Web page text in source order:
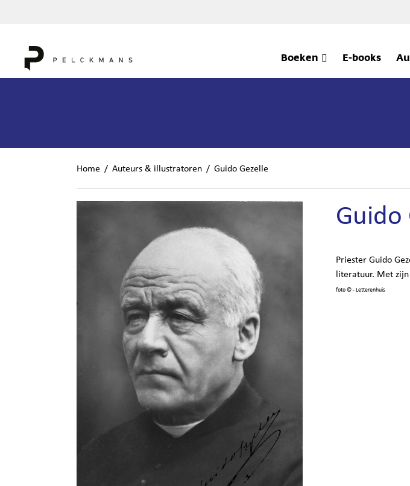
Boeken E-books
Home / Auteurs & illustratoren / Guido Gezelle
Guido
Priester Guido
literatuur. Met
foto© - Letterenhuis